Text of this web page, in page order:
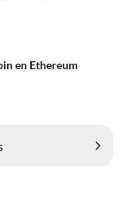
en Ethereum